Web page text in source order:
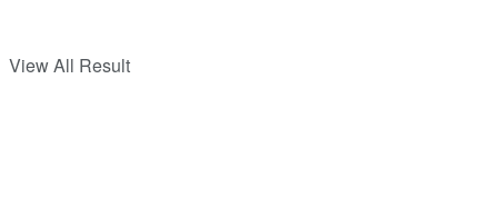
View All Result